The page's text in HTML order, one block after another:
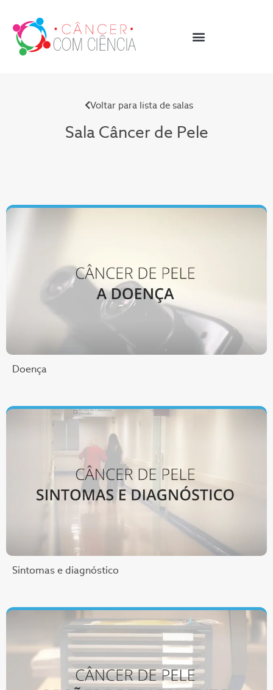
Voltar para lista de salas
Sala Câncer de Pele
Doença
Sintomas e diagnóstico